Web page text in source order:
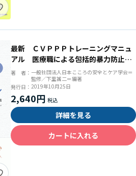
最新 ＣＶＰＰＰトレーニングマニュ
アル 医療職による包括的暴力防止プ
ログラムの理論と実践
著 者： 一般社団法人日本こころの安全とケア学会＝
監修／下里誠二＝編著
発行日： 2019年10月25日
2,640円
詳細を見る
カートに入れる